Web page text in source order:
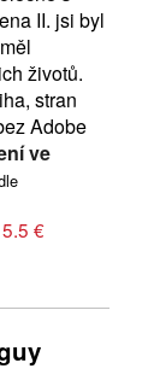
II. jsi byl
životů.
stran
Adobe
ve
€